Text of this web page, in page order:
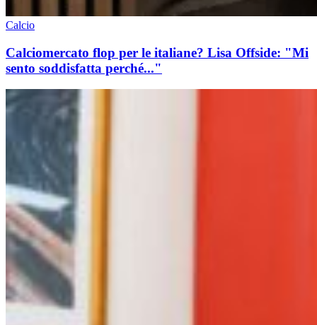
Calcio
Calciomercato flop per le italiane? Lisa Offside: "Mi
sento soddisfatta perché..."